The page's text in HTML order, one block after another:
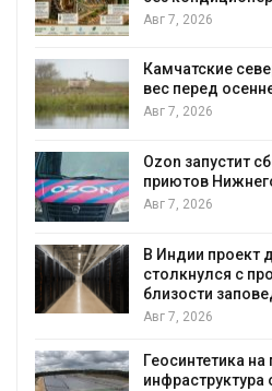
Авг 7, 2026
Камчатские
вес перед
Авг 7, 2026
Ozon запустит
приютов
Авг 7, 2026
В Индии проект
столкнулся с
близости
Авг 7, 2026
Геосинтетика